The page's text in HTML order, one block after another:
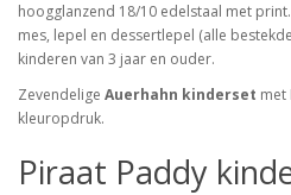
hoogglanzend 18/10 edelstaal met print.
mes, lepel en dessertlepel (alle
kinderen van 3 jaar en ouder.
Zevendelige Auerhahn kinderset met
kleuropdruk.
Piraat Paddy